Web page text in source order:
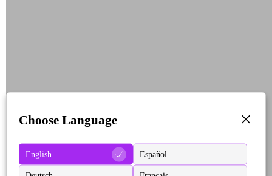
Choose Language
English Español